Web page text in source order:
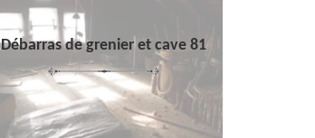
Débarras de grenier et cave 81